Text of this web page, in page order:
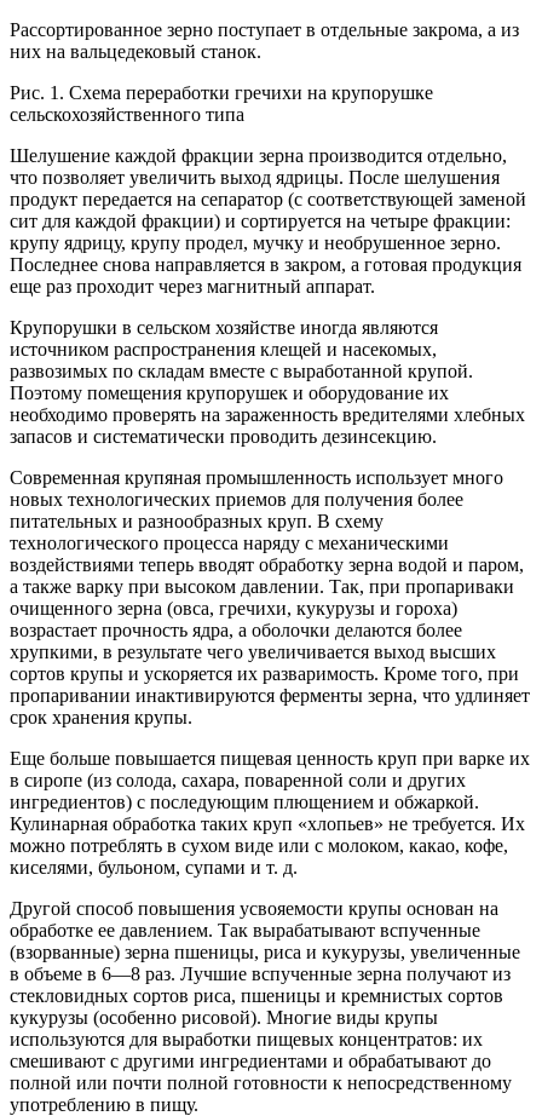
Рассортированное зерно поступает в отдельные закрома, а из
них на вальцедековый станок.
Рис. 1. Схема переработки гречихи на крупорушке
сельскохозяйственного типа
Шелушение каждой фракции зерна производится отдельно,
что позволяет увеличить выход ядрицы. После шелушения
продукт передается на сепаратор (с соответствующей заменой
сит для каждой фракции) и сортируется на четыре фракции:
крупу ядрицу, крупу продел, мучку и необрушенное зерно.
Последнее снова направляется в закром, а готовая продукция
еще раз проходит через магнитный аппарат.
Крупорушки в сельском хозяйстве иногда являются
источником распространения клещей и насекомых,
развозимых по складам вместе с выработанной крупой.
Поэтому помещения крупорушек и оборудование их
необходимо проверять на зараженность вредителями хлебных
запасов и систематически проводить дезинсекцию.
Современная крупяная промышленность использует много
новых технологических приемов для получения более
питательных и разнообразных круп. В схему
технологического процесса наряду с механическими
воздействиями теперь вводят обработку зерна водой и паром,
а также варку при высоком давлении. Так, при пропариваки
очищенного зерна (овса, гречихи, кукурузы и гороха)
возрастает прочность ядра, а оболочки делаются более
хрупкими, в результате чего увеличивается выход высших
сортов крупы и ускоряется их разваримость. Кроме того, при
пропаривании инактивируются ферменты зерна, что удлиняет
срок хранения крупы.
Еще больше повышается пищевая ценность круп при варке их
в сиропе (из солода, сахара, поваренной соли и других
ингредиентов) с последующим плющением и обжаркой.
Кулинарная обработка таких круп «хлопьев» не требуется. Их
можно потреблять в сухом виде или с молоком, какао, кофе,
киселями, бульоном, супами и т. д.
Другой способ повышения усвояемости крупы основан на
обработке ее давлением. Так вырабатывают вспученные
(взорванные) зерна пшеницы, риса и кукурузы, увеличенные
в объеме в 6—8 раз. Лучшие вспученные зерна получают из
стекловидных сортов риса, пшеницы и кремнистых сортов
кукурузы (особенно рисовой). Многие виды крупы
используются для выработки пищевых концентратов: их
смешивают с другими ингредиентами и обрабатывают до
полной или почти полной готовности к непосредственному
употреблению в пищу.